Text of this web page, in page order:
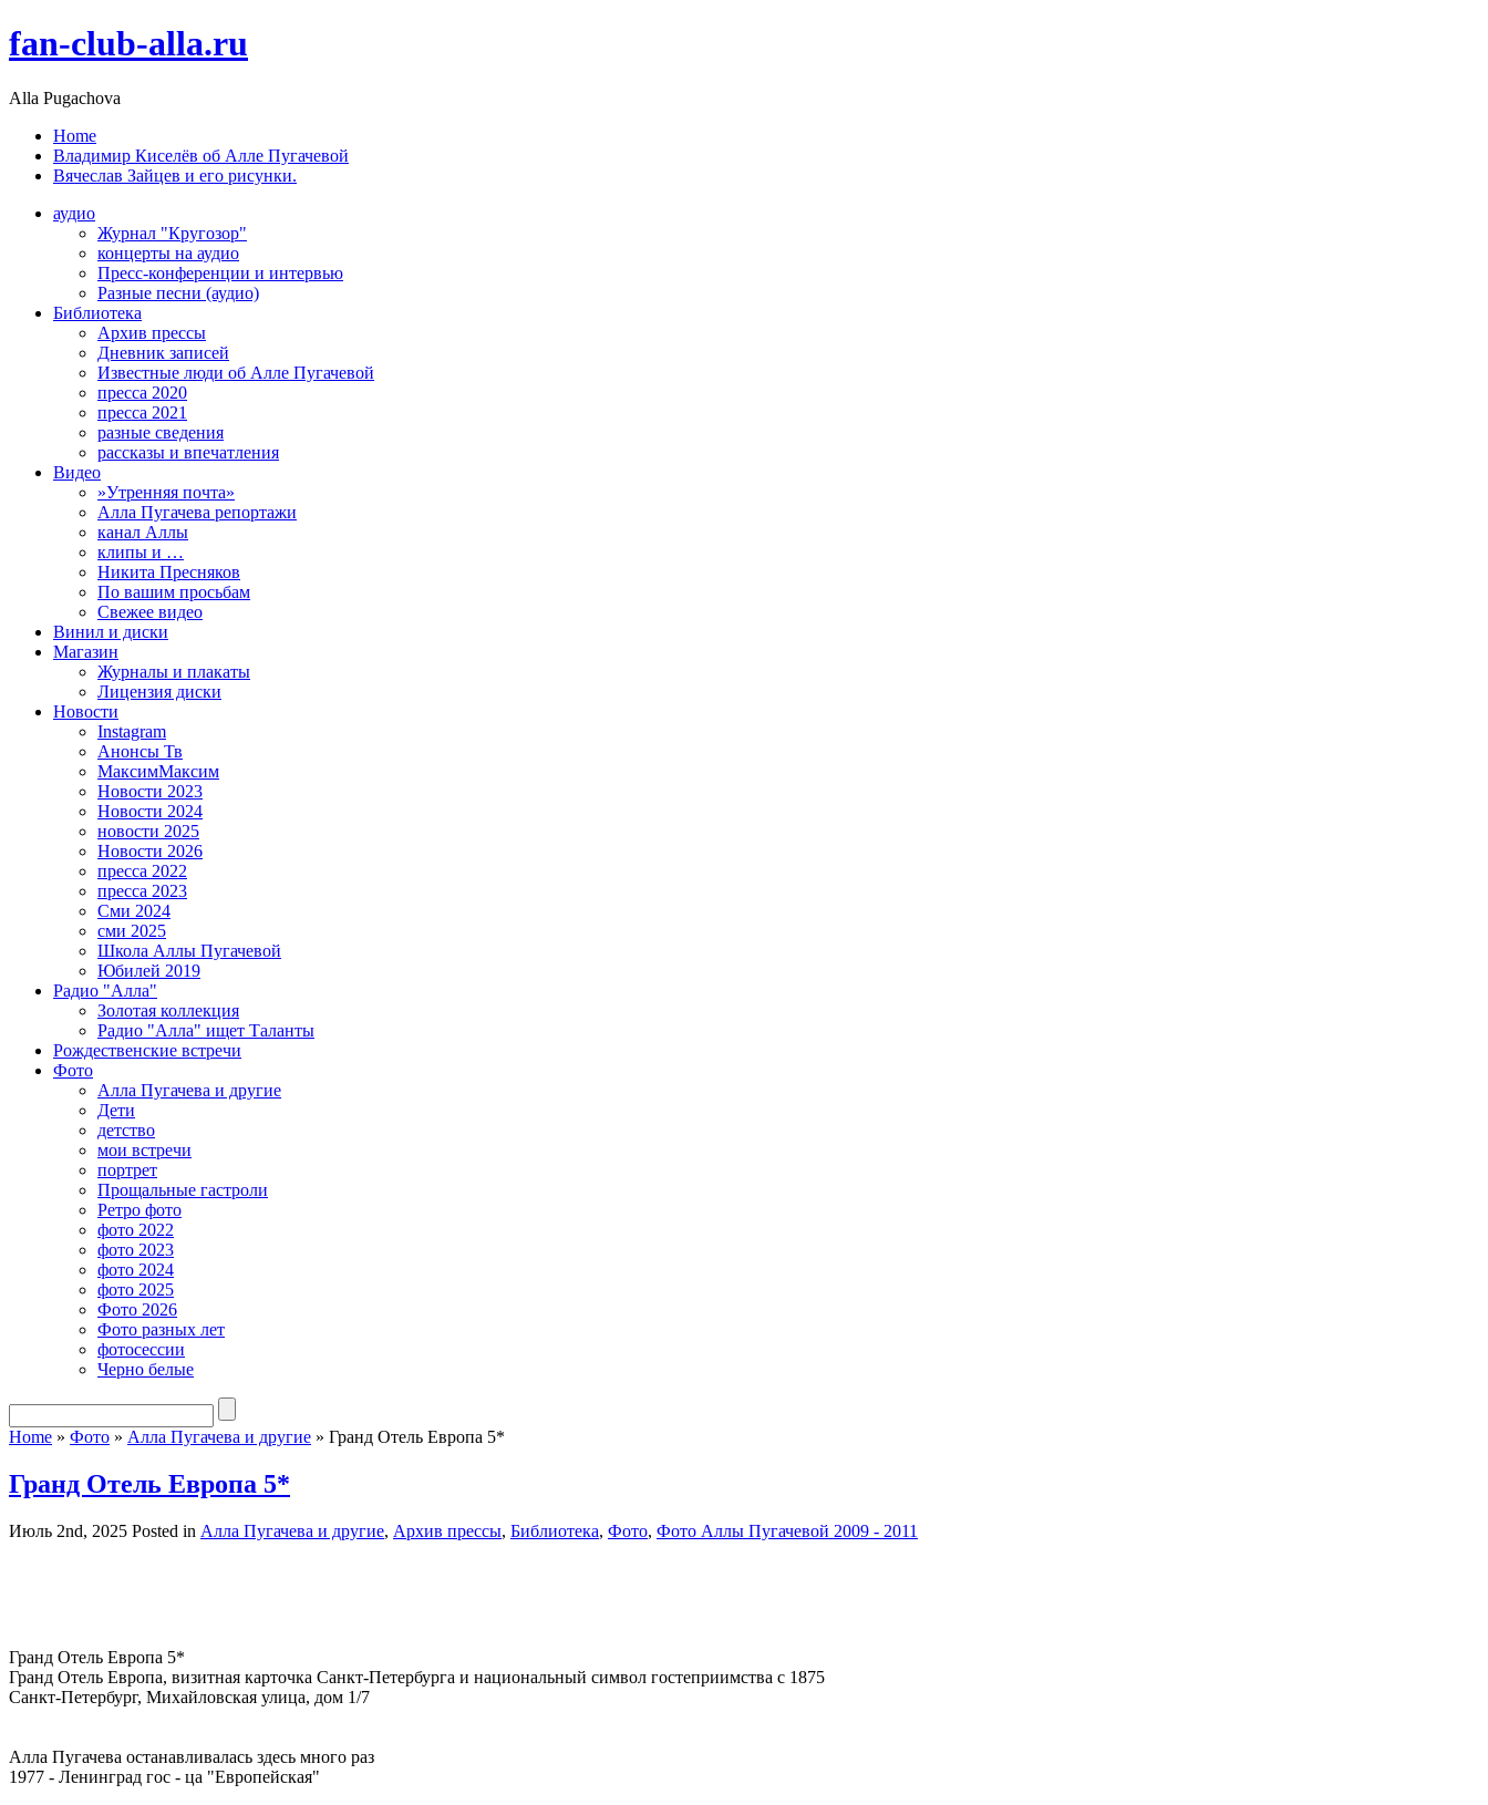
fan-club-alla.ru
Alla Pugachova
Home
Владимир Киселёв об Алле Пугачевой
Вячеслав Зайцев и его рисунки.
аудио
Журнал "Кругозор"
концерты на аудио
Пресс-конференции и интервью
Разные песни (аудио)
Библиотека
Архив прессы
Дневник записей
Известные люди об Алле Пугачевой
пресса 2020
пресса 2021
разные сведения
рассказы и впечатления
Видео
»Утренняя почта»
Алла Пугачева репортажи
канал Аллы
клипы и …
Никита Пресняков
По вашим просьбам
Свежее видео
Винил и диски
Магазин
Журналы и плакаты
Лицензия диски
Новости
Instagram
Анонсы Тв
МаксимМаксим
Новости 2023
Новости 2024
новости 2025
Новости 2026
пресса 2022
пресса 2023
Сми 2024
сми 2025
Школа Аллы Пугачевой
Юбилей 2019
Радио "Алла"
Золотая коллекция
Радио "Алла" ищет Таланты
Рождественские встречи
Фото
Алла Пугачева и другие
Дети
детство
мои встречи
портрет
Прощальные гастроли
Ретро фото
фото 2022
фото 2023
фото 2024
фото 2025
Фото 2026
Фото разных лет
фотосессии
Черно белые
Home » Фото » Алла Пугачева и другие » Гранд Отель Европа 5*
Гранд Отель Европа 5*
Июль 2nd, 2025 Posted in Алла Пугачева и другие, Архив прессы, Библиотека, Фото, Фото Аллы Пугачевой 2009 - 2011
Гранд Отель Европа 5*
Гранд Отель Европа, визитная карточка Санкт-Петербурга и национальный символ гостеприимства с 1875
Санкт-Петербург, Михайловская улица, дом 1/7
Алла Пугачева останавливалась здесь много раз
1977 - Ленинград гос - ца "Европейская"